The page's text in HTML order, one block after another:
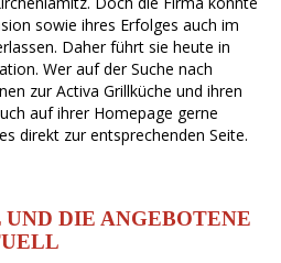
sowie ihres Erfolges auch im
Daher führt sie heute in
Wer auf der Suche nach
zur Activa Grillküche und ihren
auf ihrer Homepage gerne
direkt zur entsprechenden Seite.
DIE ANGEBOTENE